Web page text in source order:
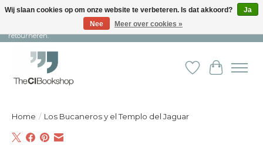
Snelle levering en persoonlijke service ︱ Niet goed? Geld terug! ︱ Gratis
retourneren.
Verlanglijst
Home / Los Bucaneros y el Templo del Jaguar
Wij slaan cookies op om onze website te verbeteren. Is dat akkoord?
Ja
Nee
Meer over cookies »